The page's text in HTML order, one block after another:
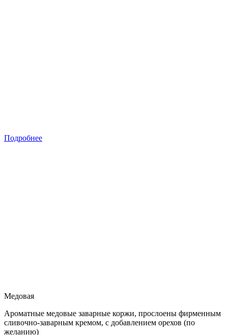
Подробнее
Медовая
Ароматные медовые заварные коржи, прослоены фирменным
сливочно-заварным кремом, с добавлением орехов (по
желанию)